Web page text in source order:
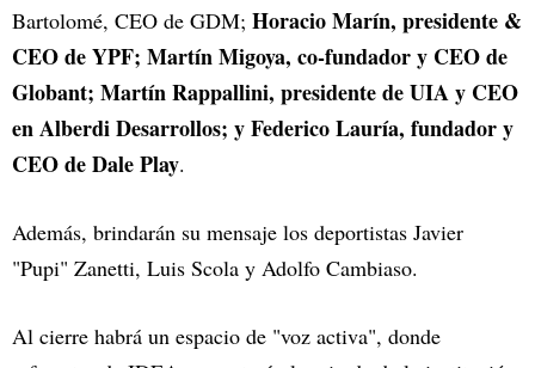
Bartolomé, CEO de GDM; Horacio Marín, presidente &
CEO de YPF; Martín Migoya, co-fundador y CEO de
Globant; Martín Rappallini, presidente de UIA y CEO
en Alberdi Desarrollos; y Federico Lauría, fundador y
CEO de Dale Play.
Además, brindarán su mensaje los deportistas Javier
"Pupi" Zanetti, Luis Scola y Adolfo Cambiaso.
Al cierre habrá un espacio de "voz activa", donde